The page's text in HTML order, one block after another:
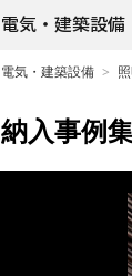
電気・建築設備
電気・建築設備
納入事例